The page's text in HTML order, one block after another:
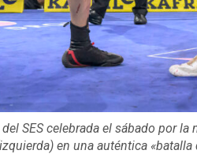
SES celebrada el sábado por
en una auténtica